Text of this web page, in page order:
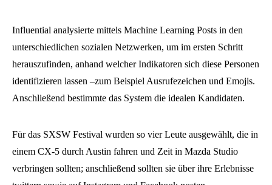
Influential analysierte mittels Machine Learning Posts in den
unterschiedlichen sozialen Netzwerken, um im ersten Schritt
herauszufinden, anhand welcher Indikatoren sich diese Personen
identifizieren lassen –zum Beispiel Ausrufezeichen und Emojis.
Anschließend bestimmte das System die idealen Kandidaten.
Für das SXSW Festival wurden so vier Leute ausgewählt, die in
einem CX-5 durch Austin fahren und Zeit in Mazda Studio
verbringen sollten; anschließend sollten sie über ihre Erlebnisse